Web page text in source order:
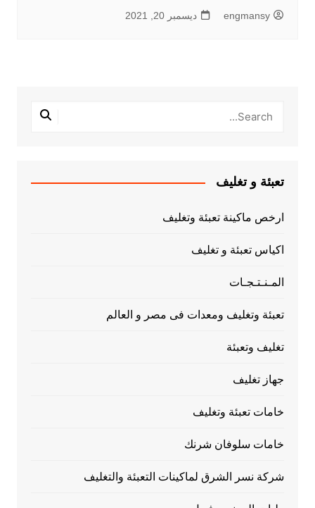
engmansy ديسمبر 20, 2021
تعبئة و تغليف
ارخص ماكينة تعبئة وتغليف
اكياس تعبئة و تغليف
المـنـتـجـات
تعبئة وتغليف ومعدات فى مصر و العالم
تغليف وتعبئة
جهاز تغليف
خامات تعبئة وتغليف
خامات سلوفان شرنك
شركة نسر الشرق لماكينات التعبئة والتغليف